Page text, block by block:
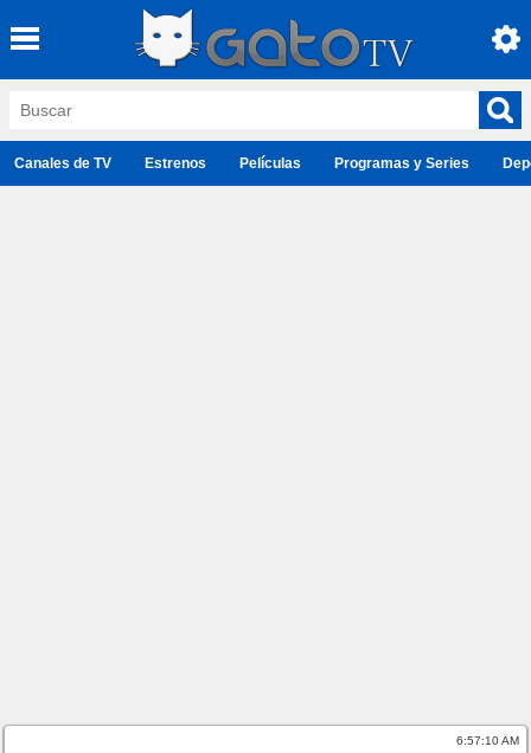
Canales de TV Estrenos Películas Programas y Series
6:57:10 AM